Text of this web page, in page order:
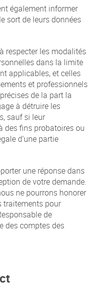
également informer
sort de leurs données
respecter les modalités
dans la limite
applicables, et celles
et professionnels
de la part la
à détruire les
sauf si leur
des fins probatoires ou
d’une partie
une réponse dans
de votre demande.
ne pourrons honorer
traitements pour
de
des comptes des